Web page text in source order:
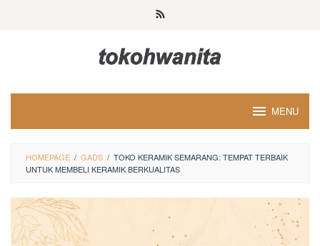
MENU
HOMEPAGE / GADS / TOKO KERAMIK SEMARANG: TEMPAT TERBAIK
UNTUK MEMBELI KERAMIK BERKUALITAS